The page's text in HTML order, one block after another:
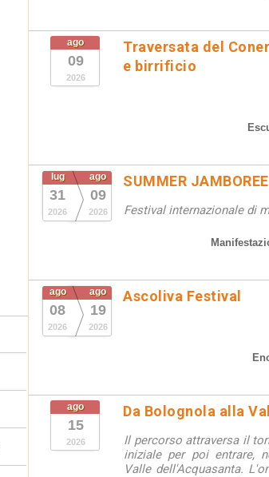
ago
09
2026
Traversata del
e birrificio
lug
31
2026
ago
09
2026
SUMMER
Festival internazionale di
ago
08
2026
ago
19
2026
Ascoliva Festival
ago
15
2026
Da Bolognola alla
Il percorso attraversa il
iniziale per poi entrare,
Valle dell'Acquasanta.